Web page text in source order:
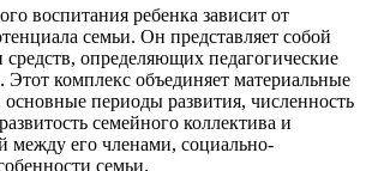
воспитания ребенка зависит от
семьи. Он представляет собой
определяющих педагогические
Этот комплекс объединяет материальные
периоды развития, численность
семейного коллектива и
между его членами, социально-
семьи.